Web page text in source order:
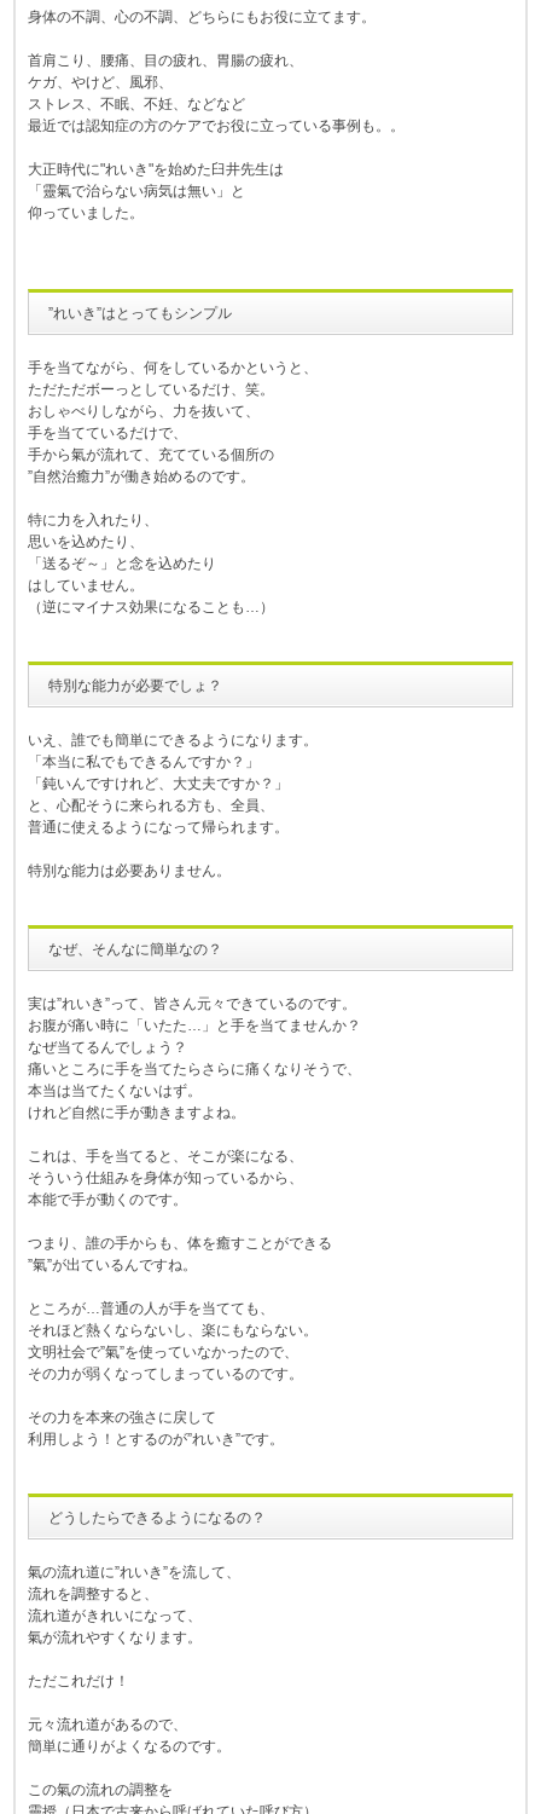
身体の不調、心の不調、どちらにもお役に立てます。
首肩こり、腰痛、目の疲れ、胃腸の疲れ、
ケガ、やけど、風邪、
ストレス、不眠、不妊、などなど
最近では認知症の方のケアでお役に立っている事例も。。
大正時代に"れいき"を始めた臼井先生は
「靈氣で治らない病気は無い」と
仰っていました。
”れいき”はとってもシンプル
手を当てながら、何をしているかというと、
ただただボーっとしているだけ、笑。
おしゃべりしながら、力を抜いて、
手を当てているだけで、
手から氣が流れて、充てている個所の
”自然治癒力”が働き始めるのです。
特に力を入れたり、
思いを込めたり、
「送るぞ～」と念を込めたり
はしていません。
（逆にマイナス効果になることも…）
特別な能力が必要でしょ？
いえ、誰でも簡単にできるようになります。
「本当に私でもできるんですか？」
「鈍いんですけれど、大丈夫ですか？」
と、心配そうに来られる方も、全員、
普通に使えるようになって帰られます。
特別な能力は必要ありません。
なぜ、そんなに簡単なの？
実は”れいき”って、皆さん元々できているのです。
お腹が痛い時に「いたた…」と手を当てませんか？
なぜ当てるんでしょう？
痛いところに手を当てたらさらに痛くなりそうで、
本当は当てたくないはず。
けれど自然に手が動きますよね。
これは、手を当てると、そこが楽になる、
そういう仕組みを身体が知っているから、
本能で手が動くのです。
つまり、誰の手からも、体を癒すことができる
”氣”が出ているんですね。
ところが…普通の人が手を当てても、
それほど熱くならないし、楽にもならない。
文明社会で”氣”を使っていなかったので、
その力が弱くなってしまっているのです。
その力を本来の強さに戻して
利用しよう！とするのが”れいき”です。
どうしたらできるようになるの？
氣の流れ道に”れいき”を流して、
流れを調整すると、
流れ道がきれいになって、
氣が流れやすくなります。
ただこれだけ！
元々流れ道があるので、
簡単に通りがよくなるのです。
この氣の流れの調整を